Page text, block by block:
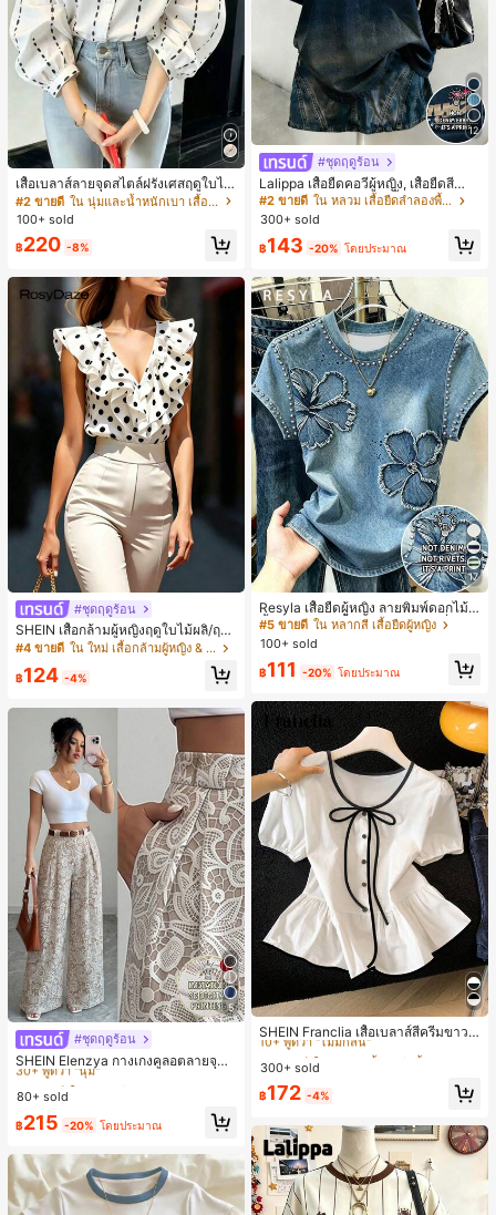
เสื้อเบลาส์ลายจุดสไตล์ฝรั่งเศสฤดูใบไม้
ร่วง, ทรงเข้ารูป, แขนยาวคอวี, สไตล์ให
ม่ฤดูใบไม้ผลิ, ป้องกันแสงแดด, ใส่ไป
ทำงานและลำลอง สีขาว
#2 ขายดี
ใน นุ่มและน้ำหนักเบา เสื้อสตรี เสื้อเบลาส์ & Tee
100+ sold
฿220 -8%
#ชุดฤดูร้อน
SHEIN เสื้อกล้ามผู้หญิงฤดูใบไม้ผลิ/ฤดูร้
อน ใหม่ สไตล์มินิมอลลำลองหรูหรา สีบ
ล็อก ลายจุด คอวี แพตช์เวิร์ก ชายระบา
ย แขนกุด ทรงเข้ารูป อเนกประสงค์, เสื้อ
หญิง, เสื้อเที่ยวพักผ่อนผู้หญิง
#4 ขายดี ใน ใหม่ เสื้อกล้ามผู้หญิง & Camis
฿124 -4%
5
#ชุดฤดูร้อน
SHEIN Elenzya กางเกงคูลอตลายจุดเ
อวสูงแบบใหม่สำหรับฤดูใบไม้ผลิ/ฤดูร้อ
น, สไตล์หรูหราเหมาะสำหรับใส่ในชีวิต
ทจสำหรับฤดูรับปริญญา, เทศกาลดนตร
#4 ขายดี
ใน หลากสี กางเกงลำลอง
30+ พูดว่า "นุ่ม"
#4 ขายดี ใน หลากสี กางเกงลำลอง
30+ พูดว่า "นุ่ม"
#4 ขายดี ใน หลากสี กางเกงลำลอง
30+ พูดว่า "นุ่ม"
#4 ขายดี
ใน หลากสี กางเกงลำลอง
80+ sold
฿215 -20% โดยประมาณ
12
#ชุดฤดูร้อน
Lalippa เสื้อยืดคอวีผู้หญิง, เสื้อยืดสีน้ำเ
งินสไตล์มินิมอลเรโทร, เสื้อยืดผู้หญิงทร
งหลวมสบาย, พิมพ์ตัวอักษรและตัวเลข
ภาษาอังกฤษ, เสื้อสำหรับออกไปเที่ยวฤ
ดูร้อน, ลวดลายดีไซน์, ความรู้สึกพรีเมีย
ม, ลำลองอเนกประสงค์, สวมใส่ประจำวั
น, กลางแจ้ง, ช้อปปิ้ง, การเดินทาง, เสื้อ
ผ้ากลางแจ้ง
#2 ขายดี
30+ พูดว่า "ไม่มีกลิ่น"
#2 ขายดี
ใน หลวม เสื้อยืดลำลองพื้นฐาน
30+ พูดว่า "ไม่มีกลิ่น"
#2 ขายดี
ใน หลวม เสื้อยืดลำลองพื้นฐาน
30+ พูดว่า "ไม่มีกลิ่น"
#2 ขายดี
300+ sold
฿143 -20% โดยประมาณ
17
Resyla เสื้อยืดผู้หญิง ลายพิมพ์ดอกไม้สี
น้ำเงินวินเทจ เสื้อสำหรับออกไปเที่ยวฤ
ดูร้อน ดีไซน์กราฟิก สบายๆ อเนกประสง
ค์ สวมใส่ประจำวัน กลางแจ้ง ช้อปปิ้ง ท่
องเที่ยวกลางแจ้ง
#5 ขายดี ใน หลากสี เสื้อยืดผู้หญิง
330+ พูดว่า "คุณภาพเนื้อผ้าดี"
#5 ขายดี ใน หลากสี เสื้อยืดผู้หญิง
330+ พูดว่า "คุณภาพเนื้อผ้าดี"
#5 ขายดี ใน หลากสี เสื้อยืดผู้หญิง
330+ พูดว่า "คุณภาพเนื้อผ้าดี"
#5 ขายดี
ใน หลากสี เสื้อยืดผู้หญิง
100+ sold
฿111 -20% โดยประมาณ
SHEIN Franclia เสื้อเบลาส์สีครีมขาวนุ่
มนวล เอวรูด, แต่งขอบตัดกัน + โบว์ผูก,
แขนพอง จับคู่กับกระโปรงชายระบาย,
ลดอายุและดูดี, นุ่มและเก๋ไก๋สำหรับใส่ทุ
กวัน
#2 ขายดี
ใน น่ารัก เสื้อสตรี เสื้อเบลาส์ & Tee
10+ พูดว่า "ไม่มีกลิ่น"
#2 ขายดี
10+ พูดว่า "ไม่มีกลิ่น"
#2 ขายดี
10+ พูดว่า "ไม่มีกลิ่น"
#2 ขายดี
ใน น่ารัก เสื้อสตรี เสื้อเบลาส์ & Tee
300+ sold
฿172 -4%